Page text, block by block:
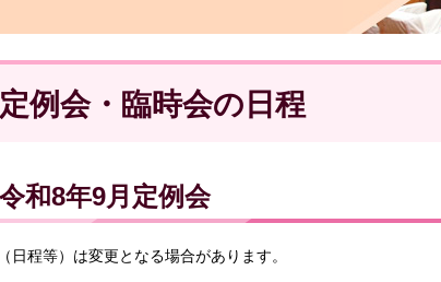
定例会・臨時会の日程
令和8年9月定例会
日程等）は変更となる場合があります。